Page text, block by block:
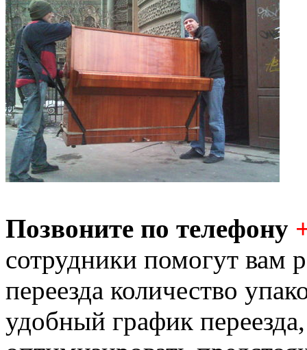
Позвоните по телефону
сотрудники помогут вам
переезда количество
удобный график